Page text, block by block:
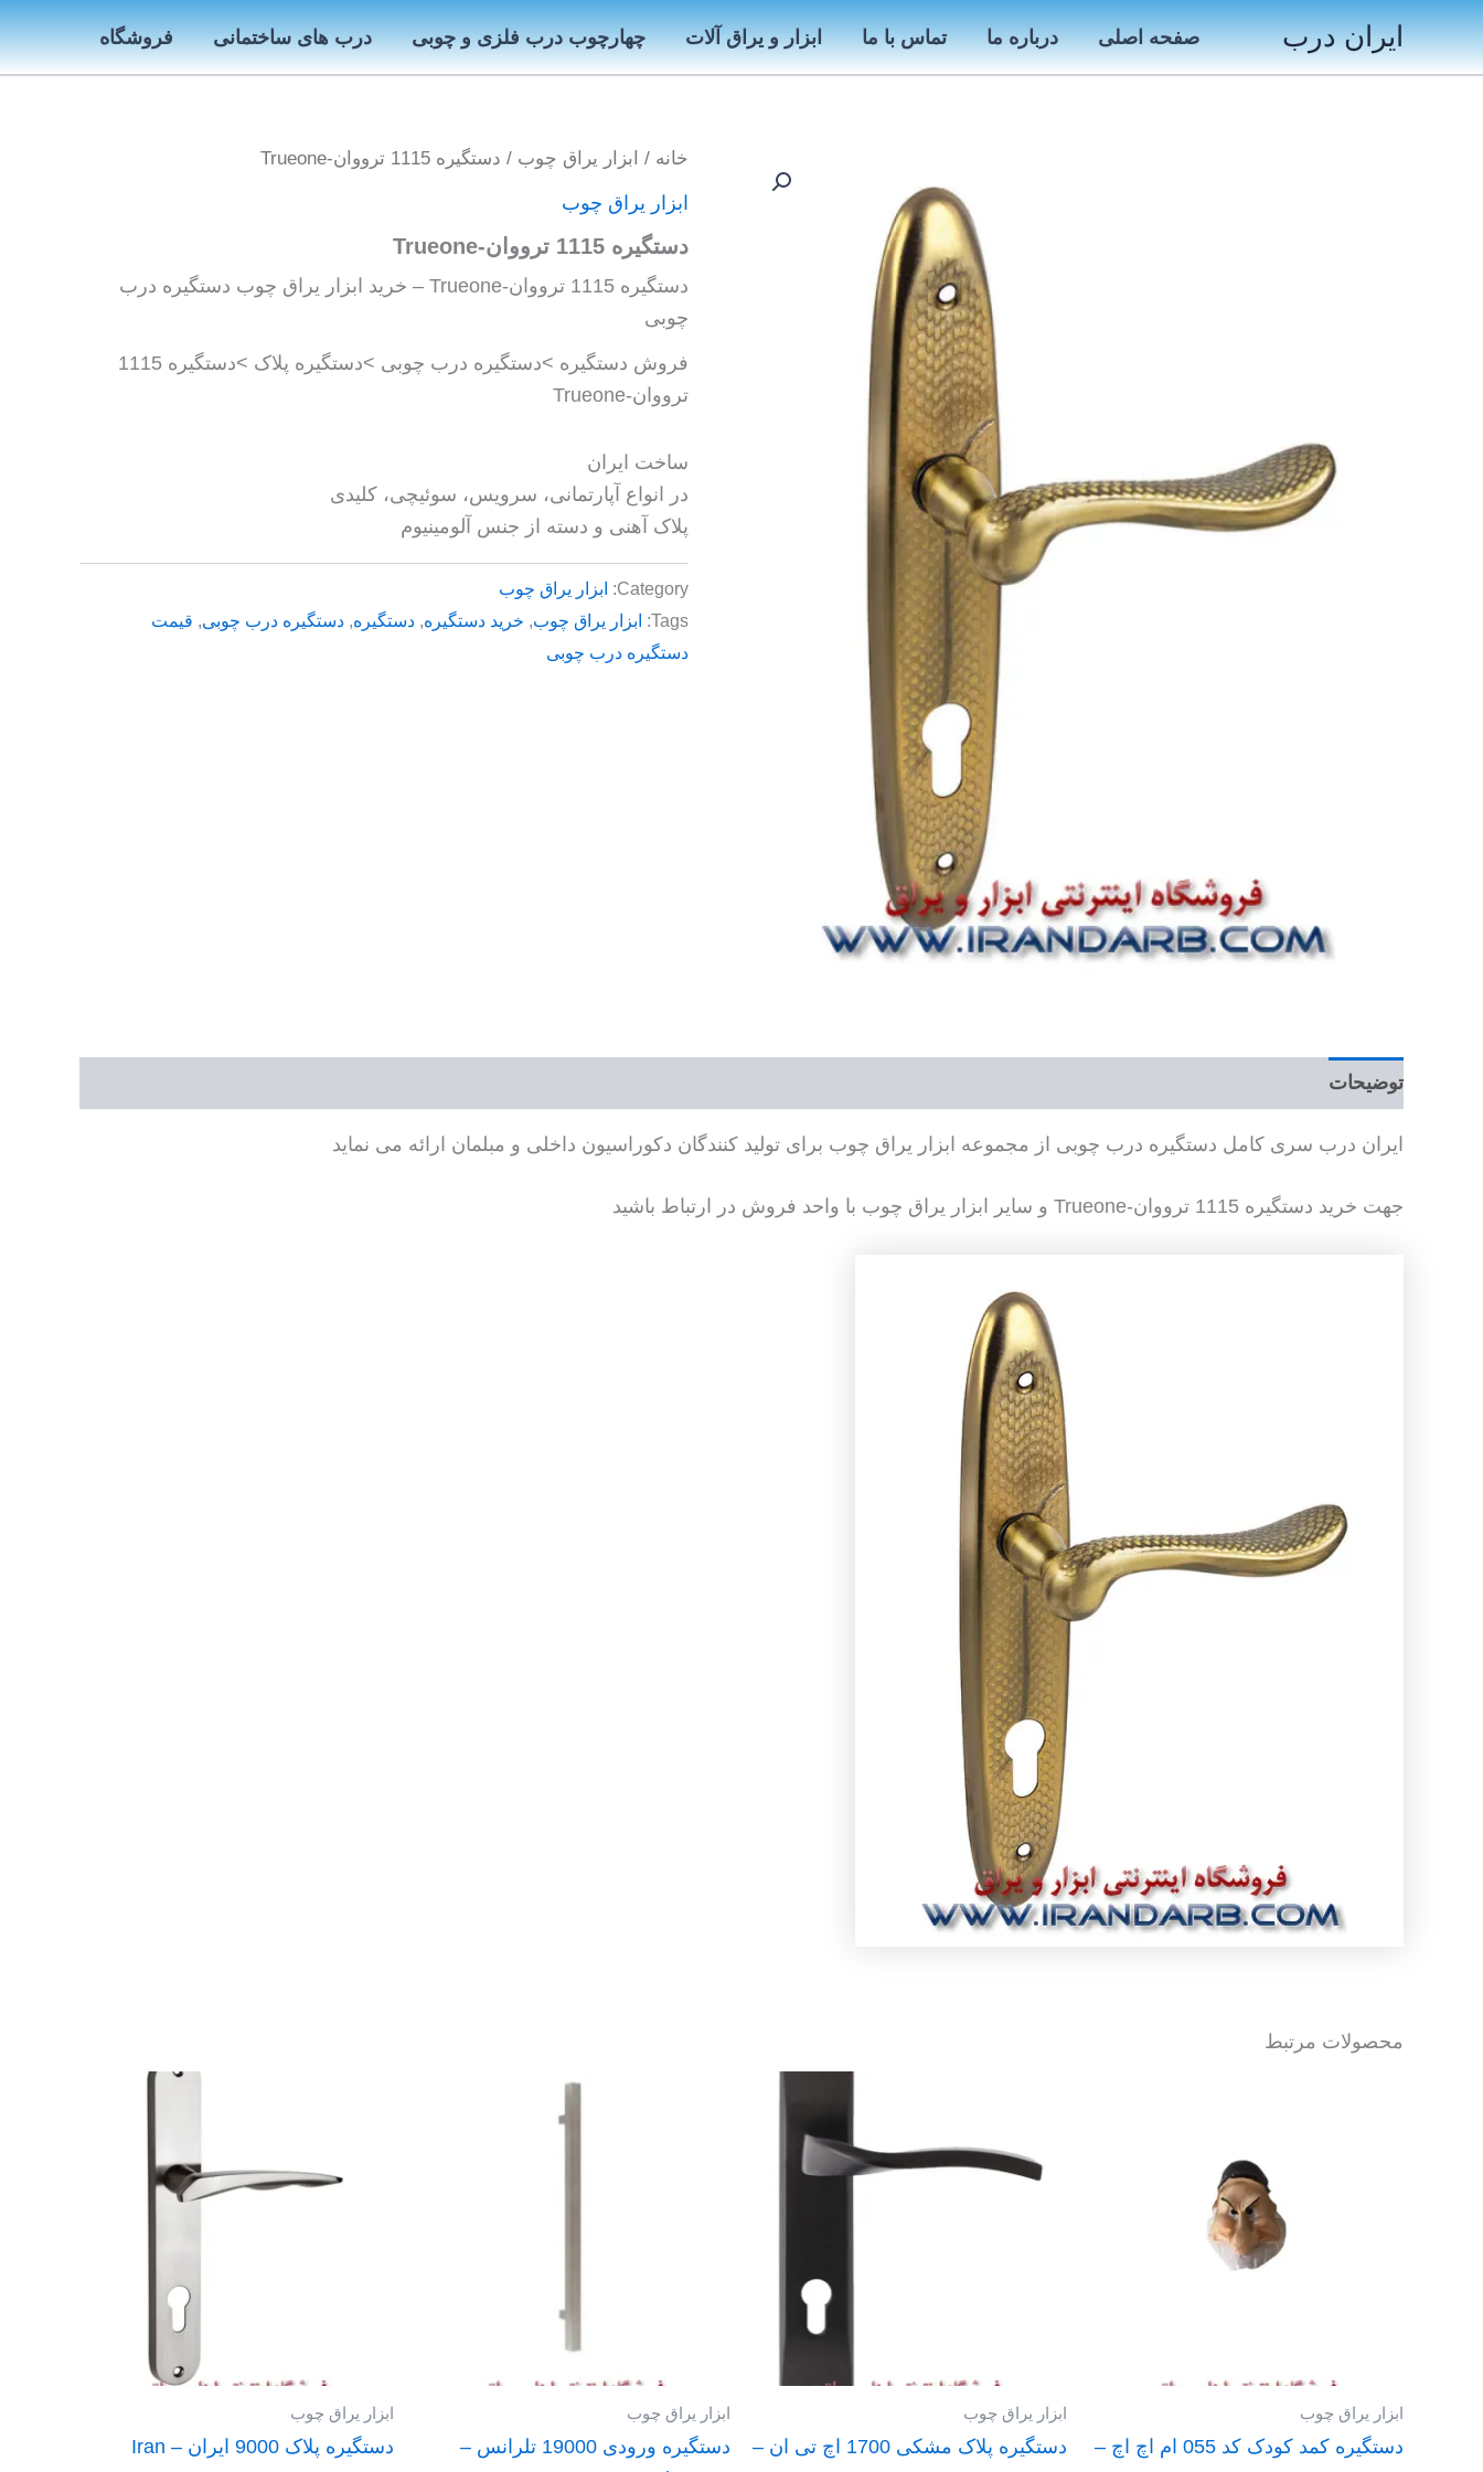
پرش
به
محتوا
ایران درب صفحه اصلی درباره ما تماس با ما ابزار و یراق آلات چهارچوب درب فلزی و چوبی درب های ساختمانی فروشگاه
خانه / ابزار یراق چوب / دستگیره 1115 ترووان-Trueone
ابزار یراق چوب
دستگیره 1115 ترووان-Trueone
دستگیره 1115 ترووان-Trueone – خرید ابزار یراق چوب دستگیره درب
چوبی
فروش دستگیره >دستگیره درب چوبی >دستگیره پلاک >دستگیره 1115
ترووان-Trueone
ساخت ایران
در انواع آپارتمانی، سرویس، سوئیچی، کلیدی
پلاک آهنی و دسته از جنس آلومینیوم
Category: ابزار یراق چوب
Tags: ابزار یراق چوب, خرید دستگیره, دستگیره, دستگیره درب چوبی, قیمت
دستگیره درب چوبی
توضیحات
ایران درب سری کامل دستگیره درب چوبی از مجموعه ابزار یراق چوب برای تولید کنندگان دکوراسیون داخلی و مبلمان ارائه می نماید
جهت خرید دستگیره 1115 ترووان-Trueone و سایر ابزار یراق چوب با واحد فروش در ارتباط باشید
محصولات مرتبط
ابزار یراق چوب
دستگیره کمد کودک کد 055 ام اچ اچ –
ابزار یراق چوب
دستگیره پلاک مشکی 1700 اچ تی ان –
ابزار یراق چوب
دستگیره ورودی 19000 تلرانس –
ابزار یراق چوب
دستگیره پلاک 9000 ایران – Iran